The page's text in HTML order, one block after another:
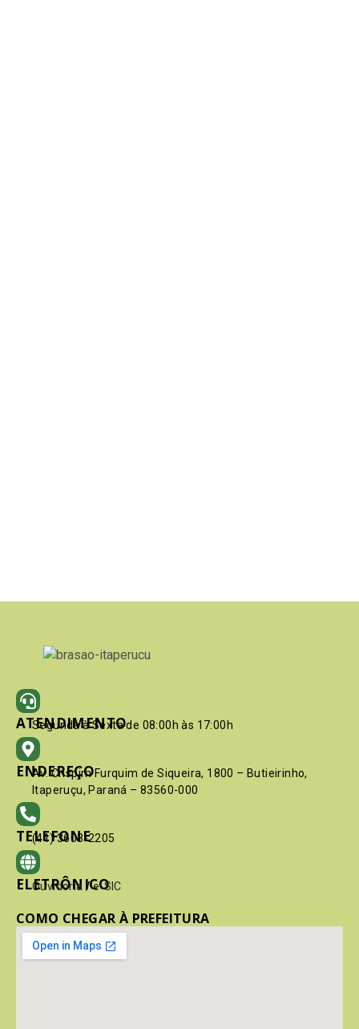
ATENDIMENTO
Segunda à Sexta de 08:00h às 17:00h
ENDEREÇO
Av. Crispim Furquim de Siqueira, 1800 – Butieirinho,
Itaperuçu, Paraná – 83560-000
TELEFONE
(41) 3603-2205
ELETRÔNICO
Ouvidoria / e-SIC
COMO CHEGAR À PREFEITURA